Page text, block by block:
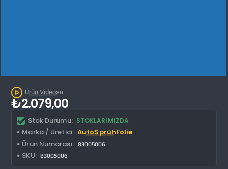
Ürün Videosu
Stok Durumu: STOKLARIMIZDA
Marka / Üretici: AutoSprühFolie
Ürün Numarası: 83005006
SKU: 83005006
₺2.079,00